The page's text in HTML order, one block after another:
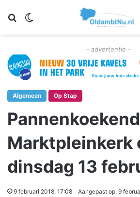
Zoeken
- advertentie -
Algemeen Op Stap
Marktpleinkerk
dinsdag 13
9 februari 2018, 17:08 Aangepast op: 9